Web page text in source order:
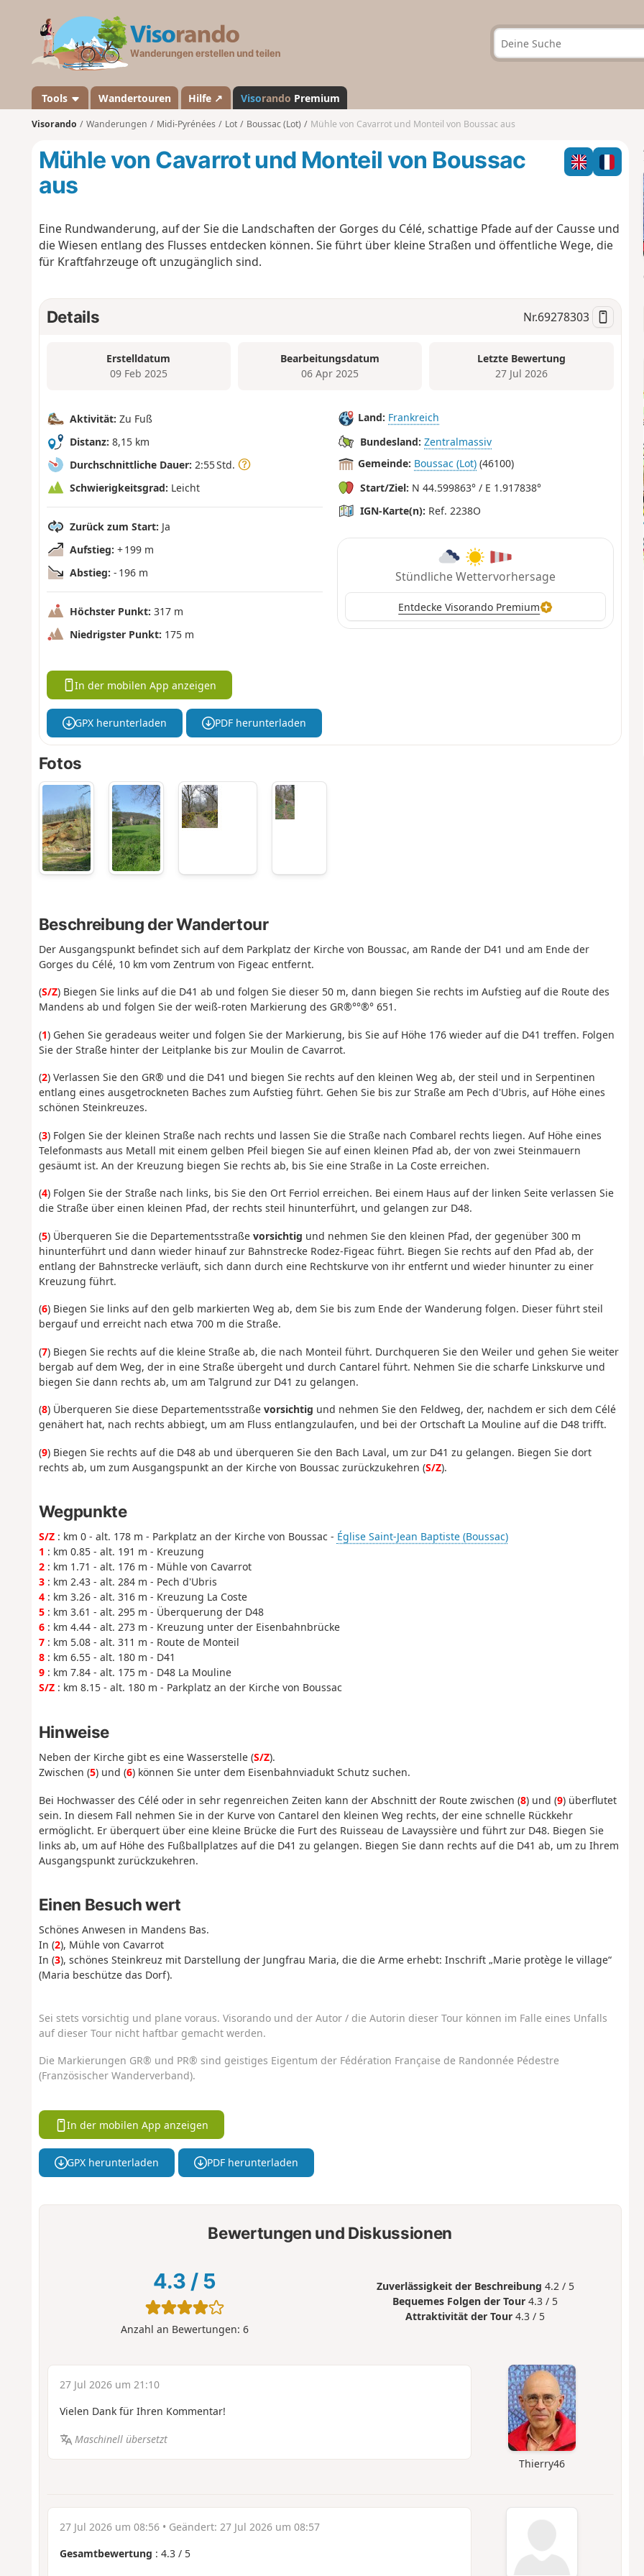
a
n
d
Tools Wandertouren Hilfe ↗ Visorando Premium
Visorando Wanderungen Midi-Pyrénées Lot Boussac (Lot) Mühle von Cavarrot und Monteil von Boussac aus
Mühle von Cavarrot und Monteil von Boussac
aus
Eine Rundwanderung, auf der Sie die Landschaften der Gorges du Célé, schattige Pfade auf der Causse und
die Wiesen entlang des Flusses entdecken können. Sie führt über kleine Straßen und öffentliche Wege, die
für Kraftfahrzeuge oft unzugänglich sind.
Details Nr.69278303
Erstelldatum
09 Feb 2025
Bearbeitungsdatum
06 Apr 2025
Letzte Bewertung
27 Jul 2026
Aktivität: Zu Fuß
Distanz: 8,15 km
Durchschnittliche Dauer: 2:55 Std.
Schwierigkeitsgrad: Leicht
Zurück zum Start: Ja
Aufstieg: + 199 m
Abstieg: - 196 m
Höchster Punkt: 317 m
Niedrigster Punkt: 175 m
Land: Frankreich
Bundesland: Zentralmassiv
Gemeinde: Boussac (Lot) (46100)
Start/Ziel: N 44.599863° / E 1.917838°
IGN-Karte(n): Ref. 2238O
Stündliche Wettervorhersage
Entdecke Visorando Premium
In der mobilen App anzeigen
GPX herunterladen PDF herunterladen
Fotos
Beschreibung der Wandertour
Der Ausgangspunkt befindet sich auf dem Parkplatz der Kirche von Boussac, am Rande der D41 und am Ende der
Gorges du Célé, 10 km vom Zentrum von Figeac entfernt.
(S/Z) Biegen Sie links auf die D41 ab und folgen Sie dieser 50 m, dann biegen Sie rechts im Aufstieg auf die Route des
Mandens ab und folgen Sie der weiß-roten Markierung des GR®°°®° 651.
(1) Gehen Sie geradeaus weiter und folgen Sie der Markierung, bis Sie auf Höhe 176 wieder auf die D41 treffen. Folgen
Sie der Straße hinter der Leitplanke bis zur Moulin de Cavarrot.
(2) Verlassen Sie den GR® und die D41 und biegen Sie rechts auf den kleinen Weg ab, der steil und in Serpentinen
entlang eines ausgetrockneten Baches zum Aufstieg führt. Gehen Sie bis zur Straße am Pech d'Ubris, auf Höhe eines
schönen Steinkreuzes.
(3) Folgen Sie der kleinen Straße nach rechts und lassen Sie die Straße nach Combarel rechts liegen. Auf Höhe eines
Telefonmasts aus Metall mit einem gelben Pfeil biegen Sie auf einen kleinen Pfad ab, der von zwei Steinmauern
gesäumt ist. An der Kreuzung biegen Sie rechts ab, bis Sie eine Straße in La Coste erreichen.
(4) Folgen Sie der Straße nach links, bis Sie den Ort Ferriol erreichen. Bei einem Haus auf der linken Seite verlassen Sie
die Straße über einen kleinen Pfad, der rechts steil hinunterführt, und gelangen zur D48.
(5) Überqueren Sie die Departementsstraße vorsichtig und nehmen Sie den kleinen Pfad, der gegenüber 300 m
hinunterführt und dann wieder hinauf zur Bahnstrecke Rodez-Figeac führt. Biegen Sie rechts auf den Pfad ab, der
entlang der Bahnstrecke verläuft, sich dann durch eine Rechtskurve von ihr entfernt und wieder hinunter zu einer
Kreuzung führt.
(6) Biegen Sie links auf den gelb markierten Weg ab, dem Sie bis zum Ende der Wanderung folgen. Dieser führt steil
bergauf und erreicht nach etwa 700 m die Straße.
(7) Biegen Sie rechts auf die kleine Straße ab, die nach Monteil führt. Durchqueren Sie den Weiler und gehen Sie weiter
bergab auf dem Weg, der in eine Straße übergeht und durch Cantarel führt. Nehmen Sie die scharfe Linkskurve und
biegen Sie dann rechts ab, um am Talgrund zur D41 zu gelangen.
(8) Überqueren Sie diese Departementsstraße vorsichtig und nehmen Sie den Feldweg, der, nachdem er sich dem Célé
genähert hat, nach rechts abbiegt, um am Fluss entlangzulaufen, und bei der Ortschaft La Mouline auf die D48 trifft.
(9) Biegen Sie rechts auf die D48 ab und überqueren Sie den Bach Laval, um zur D41 zu gelangen. Biegen Sie dort
rechts ab, um zum Ausgangspunkt an der Kirche von Boussac zurückzukehren (S/Z).
Wegpunkte
S/Z: km 0 - alt. 178 m - Parkplatz an der Kirche von Boussac - Église Saint-Jean Baptiste (Boussac)
1 : km 0.85 - alt. 191 m - Kreuzung
2: km 1.71 - alt. 176 m - Mühle von Cavarrot
3: km 2.43 - alt. 284 m - Pech d'Ubris
4: km 3.26 - alt. 316 m - Kreuzung La Coste
5: km 3.61 - alt. 295 m - Überquerung der D48
6: km 4.44 - alt. 273 m - Kreuzung unter der Eisenbahnbrücke
7: km 5.08 - alt. 311 m - Route de Monteil
8: km 6.55 - alt. 180 m - D41
9: km 7.84 - alt. 175 m - D48 La Mouline
S/Z: km 8.15 - alt. 180 m - Parkplatz an der Kirche von Boussac
Hinweise
Neben der Kirche gibt es eine Wasserstelle (S/Z).
Zwischen (5) und (6) können Sie unter dem Eisenbahnviadukt Schutz suchen.
Bei Hochwasser des Célé oder in sehr regenreichen Zeiten kann der Abschnitt der Route zwischen (8) und (9) überflutet
sein. In diesem Fall nehmen Sie in der Kurve von Cantarel den kleinen Weg rechts, der eine schnelle Rückkehr
ermöglicht. Er überquert über eine kleine Brücke die Furt des Ruisseau de Lavayssière und führt zur D48. Biegen Sie
links ab, um auf Höhe des Fußballplatzes auf die D41 zu gelangen. Biegen Sie dann rechts auf die D41 ab, um zu Ihrem
Ausgangspunkt zurückzukehren.
Einen Besuch wert
Schönes Anwesen in Mandens Bas.
In (2), Mühle von Cavarrot
In (3), schönes Steinkreuz mit Darstellung der Jungfrau Maria, die die Arme erhebt: Inschrift „Marie protège le village“
(Maria beschütze das Dorf).
Sei stets vorsichtig und plane voraus. Visorando und der Autor / die Autorin dieser Tour können im Falle eines Unfalls
auf dieser Tour nicht haftbar gemacht werden.
Die Markierungen GR® und PR® sind geistiges Eigentum der Fédération Française de Randonnée Pédestre
(Französischer Wanderverband).
In der mobilen App anzeigen
GPX herunterladen PDF herunterladen
Bewertungen und Diskussionen
4.3 / 5
Anzahl an Bewertungen: 6
Zuverlässigkeit der Beschreibung 4.2 / 5
Bequemes Folgen der Tour 4.3 / 5
Attraktivität der Tour 4.3 / 5
Thierry46
27 Jul 2026 um 21:10
Vielen Dank für Ihren Kommentar!
Maschinell übersetzt
27 Jul 2026 um 08:56• Geändert: 27 Jul 2026 um 08:57
Gesamtbewertung : 4.3/ 5